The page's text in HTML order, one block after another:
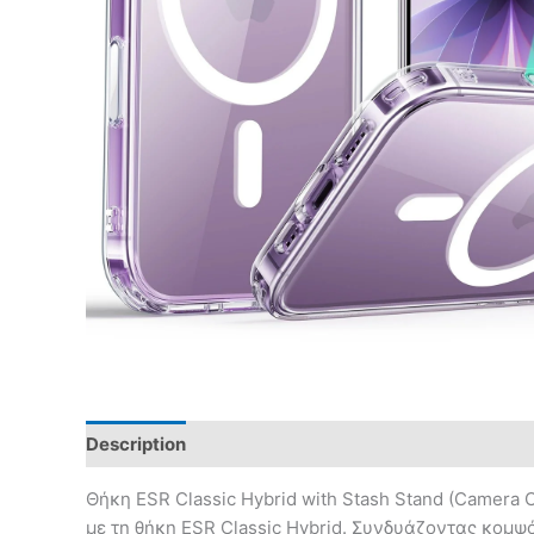
Description
Θήκη ESR Classic Hybrid with Stash Stand (Camera
με τη θήκη ESR Classic Hybrid. Συνδυάζοντας